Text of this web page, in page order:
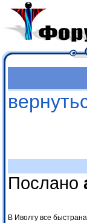
Послано
В Иволгу все